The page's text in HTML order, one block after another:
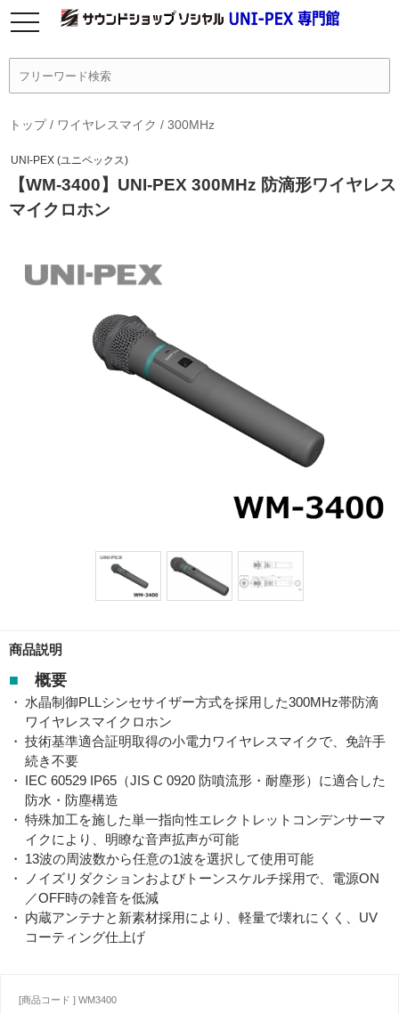
トップ/ ワイヤレスマイク / 300MHz
UNI-PEX (ユニペックス)
【WM-3400】UNI-PEX 300MHz 防滴形ワイヤレス
マイクロホン
商品説明
■ 概要
水晶制御PLLシンセサイザー方式を採用した300MHz帯防滴
ワイヤレスマイクロホン
技術基準適合証明取得の小電力ワイヤレスマイクで、免許手
続き不要
IEC 60529 IP65（JIS C 0920 防噴流形・耐塵形）に適合した
防水・防塵構造
特殊加工を施した単一指向性エレクトレットコンデンサーマ
イクにより、明瞭な音声拡声が可能
13波の周波数から任意の1波を選択して使用可能
ノイズリダクションおよびトーンスケルチ採用で、電源ON
／OFF時の雑音を低減
内蔵アンテナと新素材採用により、軽量で壊れにくく、UV
コーティング仕上げ
[商品コード ] WM3400